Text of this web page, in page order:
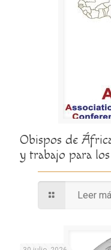
Obispos de
y trabajo para
Leer